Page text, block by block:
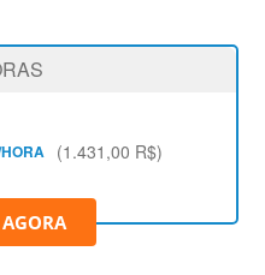
(1.431,00 R$)